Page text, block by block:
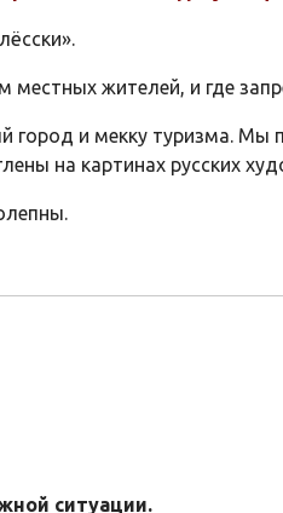
жителей, и где
город и мекку туризма.
на картинах русских
ситуации.